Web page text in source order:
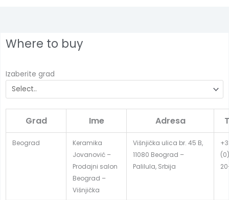
Where to buy
Izaberite grad
Grad Ime Adresa
Beograd
Keramika
Jovanović –
Prodajni salon
Beograd –
Višnjička
Višnjička ulica br. 45 B,
11080 Beograd –
Palilula, Srbija